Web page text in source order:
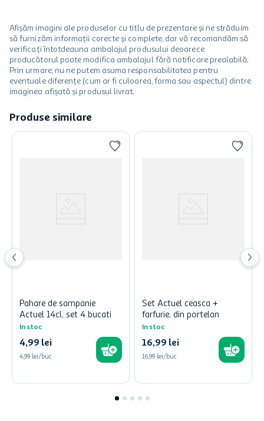
Afișăm imagini ale produselor cu titlu de prezentare și ne străduim
să furnizăm informații corecte și complete, dar vă recomandăm să
verificați întotdeauna ambalajul produsului deoarece
producătorul poate modifica ambalajul fără notificare prealabilă.
Prin urmare, nu ne putem asuma responsabilitatea pentru
eventuale diferențe (cum ar fi culoarea, forma sau aspectul) dintre
imaginea afișată și produsul livrat.
Produse similare
Pahare de sampanie
Actuel 14cl, set 4 bucati
In stoc
4,99 lei
4,99 lei/buc
Set Actuel ceasca +
farfurie, din portelan
In stoc
16,99 lei
16,99 lei/buc